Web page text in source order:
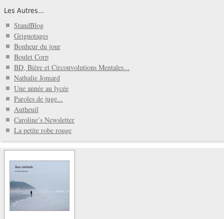
Les Autres...
StandBlog
Grignotages
Bonheur du jour
Boulet Corp
BD, Bière et Circonvolutions Mentales...
Nathalie Jomard
Une année au lycée
Paroles de juge...
Autheuil
Caroline’s Newsletter
La petite robe rouge